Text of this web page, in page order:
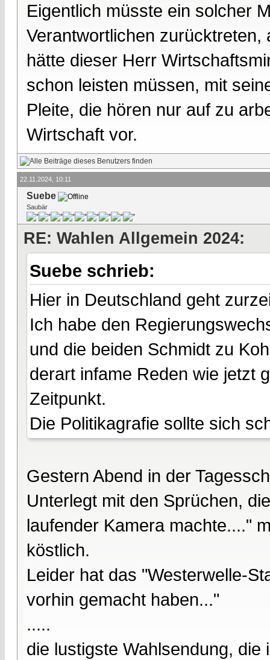
Eigentlich müsste ein solcher
Verantwortlichen
hätte dieser Herr
schon leisten müssen, mit
Pleite, die hören nur auf zu
Wirtschaft vor.
22.11.2024, 10:11
Suebe
Saubär
RE: Wahlen Allgemein 2024:
Suebe schrieb:
Hier in Deutschland geht
Ich habe den
und die beiden Schmidt zu
derart infame Reden wie jetzt
Zeitpunkt.
Die Politikagrafie sollte sich
Gestern Abend in der
Unterlegt mit den Sprüchen,
laufender Kamera machte...."
köstlich.
Leider hat das "Westerwelle-
vorhin gemacht haben..."
.....
die lustigste Wahlsendung, die